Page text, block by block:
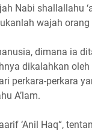
Nabi shallallahu
wajah orang
dimana ia
dikalahkan
perkara-perkara
A’lam.
‘Anil Haq“,